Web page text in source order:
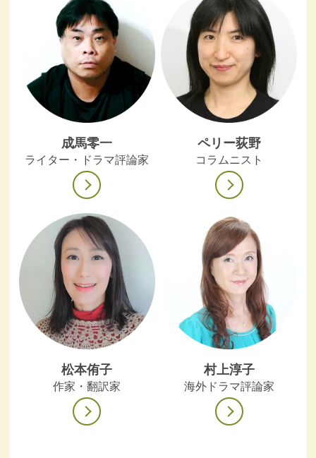
成馬零一
ライター・ドラマ評論家
ペリー荻野
コラムニスト
松本侑子
作家・翻訳家
村上淳子
海外ドラマ評論家